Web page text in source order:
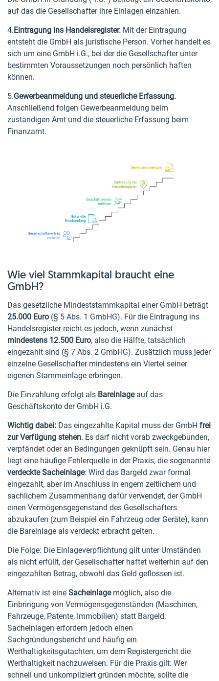
auf das die Gesellschafter ihre Einlagen einzahlen.
4.Eintragung ins Handelsregister. Mit der Eintragung
entsteht die GmbH als juristische Person. Vorher handelt es
sich um eine GmbH i.G., bei der die Gesellschafter unter
bestimmten Voraussetzungen noch persönlich haften
können.
5.Gewerbeanmeldung und steuerliche Erfassung.
Anschließend folgen Gewerbeanmeldung beim
zuständigen Amt und die steuerliche Erfassung beim
Finanzamt.
Wie viel Stammkapital braucht eine
GmbH?
Das gesetzliche Mindeststammkapital einer GmbH beträgt
25.000 Euro (§ 5 Abs. 1 GmbHG). Für die Eintragung ins
Handelsregister reicht es jedoch, wenn zunächst
mindestens 12.500 Euro, also die Hälfte, tatsächlich
eingezahlt sind (§ 7 Abs. 2 GmbHG). Zusätzlich muss jeder
einzelne Gesellschafter mindestens ein Viertel seiner
eigenen Stammeinlage erbringen.
Die Einzahlung erfolgt als Bareinlageauf das
Geschäftskonto der GmbH i.G.
Wichtig dabei: Das eingezahlte Kapital muss der GmbH frei
zur Verfügung stehen. Es darf nicht vorab zweckgebunden,
verpfändet oder an Bedingungen geknüpft sein. Genau hier
liegt eine häufige Fehlerquelle in der Praxis, die sogenannte
verdeckte Sacheinlage: Wird das Bargeld zwar formal
eingezahlt, aber im Anschluss in engem zeitlichem und
sachlichem Zusammenhang dafür verwendet, der GmbH
einen Vermögensgegenstand des Gesellschafters
abzukaufen (zum Beispiel ein Fahrzeug oder Geräte), kann
die Bareinlage als verdeckt erbracht gelten.
Die Folge: Die Einlageverpflichtung gilt unter Umständen
als nicht erfüllt, der Gesellschafter haftet weiterhin auf den
eingezahlten Betrag, obwohl das Geld geflossen ist.
Alternativ ist eine Sacheinlagemöglich, also die
Einbringung von Vermögensgegenständen (Maschinen,
Fahrzeuge, Patente, Immobilien) statt Bargeld.
Sacheinlagen erfordern jedoch einen
Sachgründungsbericht und häufig ein
Werthaltigkeitsgutachten, um dem Registergericht die
Werthaltigkeit nachzuweisen. Für die Praxis gilt: Wer
schnell und unkompliziert gründen möchte, sollte die